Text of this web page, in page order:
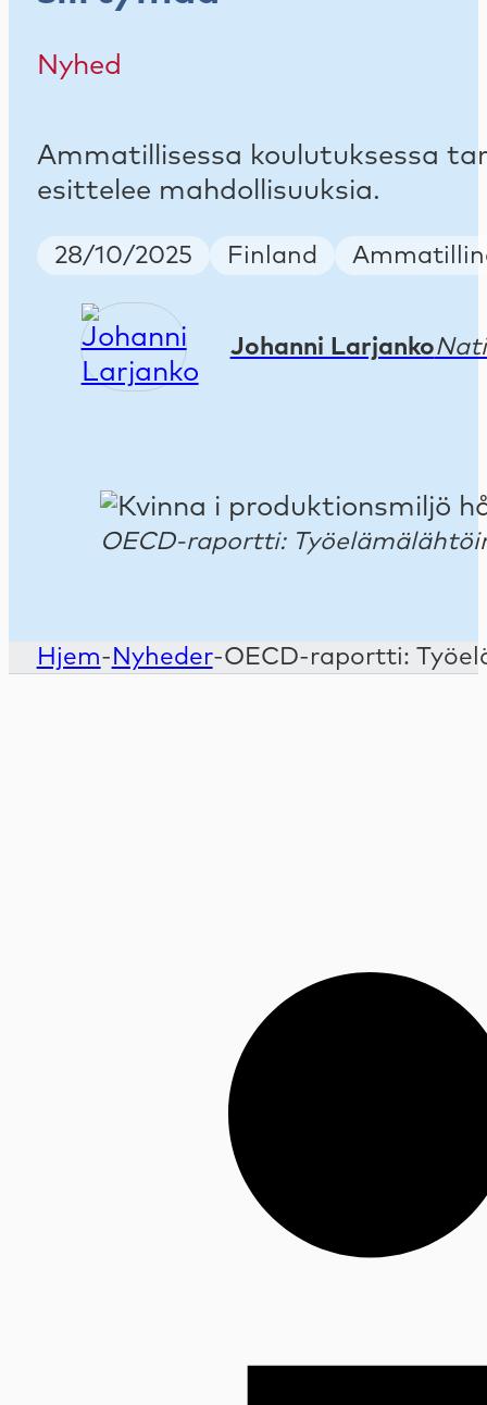
Nyhed
Ammatillisessa koulutuksessa
esittelee mahdollisuuksia.
Publish Date
28/10/2025 Country
Finland Keywords
Johanni Larjanko
OECD-raportti:
Hjem- Nyheder-OECD-raportti: